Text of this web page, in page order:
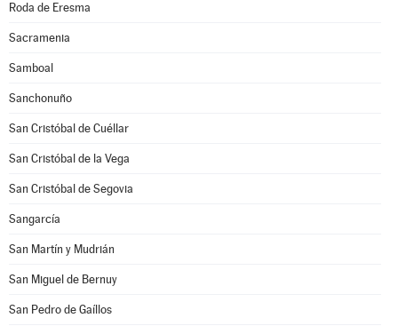
Roda de Eresma
Sacramenia
Samboal
Sanchonuño
San Cristóbal de Cuéllar
San Cristóbal de la Vega
San Cristóbal de Segovia
Sangarcía
San Martín y Mudrián
San Miguel de Bernuy
San Pedro de Gaíllos